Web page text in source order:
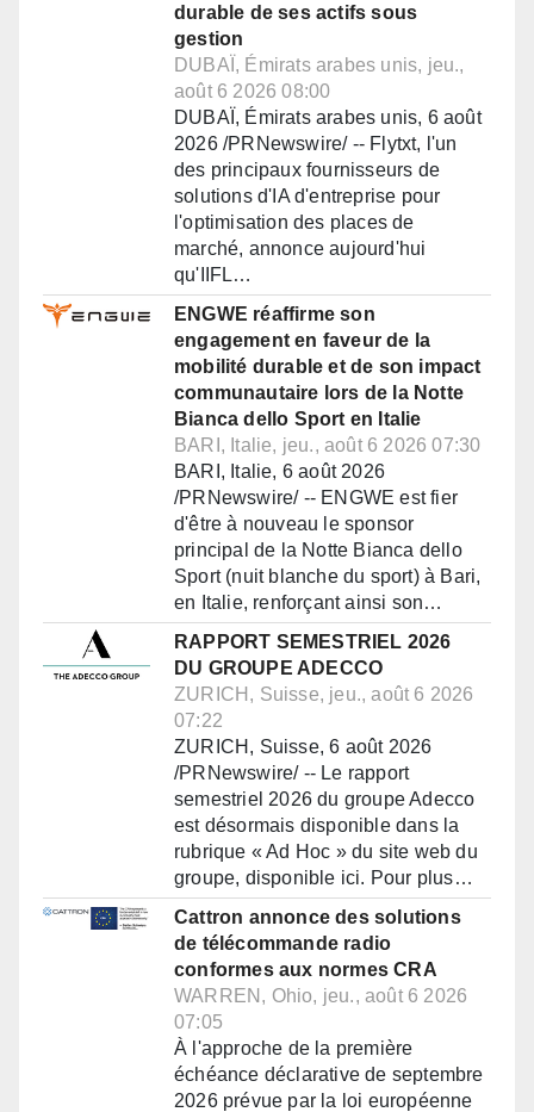
durable de ses actifs sous
gestion
DUBAÏ, Émirats arabes unis, jeu.,
août 6 2026 08:00
DUBAÏ, Émirats arabes unis, 6 août
2026 /PRNewswire/ -- Flytxt, l'un
des principaux fournisseurs de
solutions d'IA d'entreprise pour
l'optimisation des places de
marché, annonce aujourd'hui
qu'IIFL…
ENGWE réaffirme son
engagement en faveur de la
mobilité durable et de son impact
communautaire lors de la Notte
Bianca dello Sport en Italie
BARI, Italie, jeu., août 6 2026 07:30
BARI, Italie, 6 août 2026
/PRNewswire/ -- ENGWE est fier
d'être à nouveau le sponsor
principal de la Notte Bianca dello
Sport (nuit blanche du sport) à Bari,
en Italie, renforçant ainsi son…
RAPPORT SEMESTRIEL 2026
DU GROUPE ADECCO
ZURICH, Suisse, jeu., août 6 2026
07:22
ZURICH, Suisse, 6 août 2026
/PRNewswire/ -- Le rapport
semestriel 2026 du groupe Adecco
est désormais disponible dans la
rubrique « Ad Hoc » du site web du
groupe, disponible ici. Pour plus…
Cattron annonce des solutions
de télécommande radio
conformes aux normes CRA
WARREN, Ohio, jeu., août 6 2026
07:05
À l'approche de la première
échéance déclarative de septembre
2026 prévue par la loi européenne